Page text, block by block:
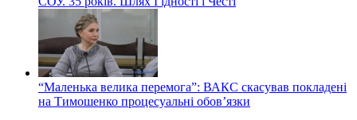
“Маленька велика перемога”: ВАКС скасував покладені
на Тимошенко процесуальні обов’язки